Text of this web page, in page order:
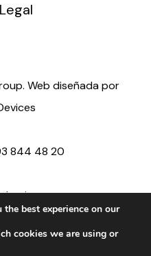
Web diseñada por
844 48 20
best experience on our
cookies we are using or